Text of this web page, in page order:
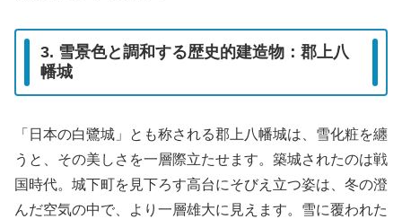
3. 雪景色と調和する歴史的建造物：郡上八
幡城
「日本の白鷺城」とも称される郡上八幡城は、雪化粧を纏
うと、その美しさを一層際立たせます。築城されたのは戦
国時代。城下町を見下ろす高台にそびえ立つ姿は、冬の澄
んだ空気の中で、より一層雄大に見えます。雪に覆われた